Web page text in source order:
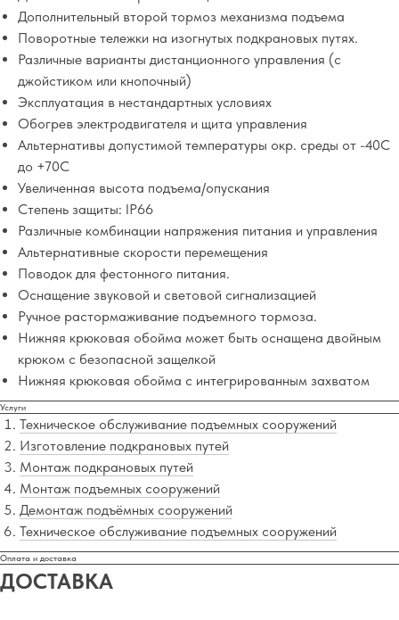
Дополнительный второй тормоз механизма подъема
Поворотные тележки на изогнутых подкрановых путях.
Различные варианты дистанционного управления (с
джойстиком или кнопочный)
Эксплуатация в нестандартных условиях
Обогрев электродвигателя и щита управления
Альтернативы допустимой температуры окр. среды от -40С
до +70С
Увеличенная высота подъема/опускания
Степень защиты: IP66
Различные комбинации напряжения питания и управления
Альтернативные скорости перемещения
Поводок для фестонного питания.
Оснащение звуковой и световой сигнализацией
Ручное растормаживание подъемного тормоза.
Нижняя крюковая обойма может быть оснащена двойным
крюком с безопасной защелкой
Нижняя крюковая обойма с интегрированным захватом
Услуги
Техническое обслуживание подъемных сооружений
Изготовление подкрановых путей
Монтаж подкрановых путей
Монтаж подъемных сооружений
Демонтаж подъёмных сооружений
Техническое обслуживание подъемных сооружений
Оплата и доставка
ДОСТАВКА